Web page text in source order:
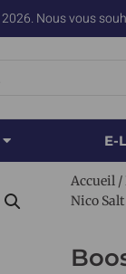
Nous vous
E-
Accueil /
Nico